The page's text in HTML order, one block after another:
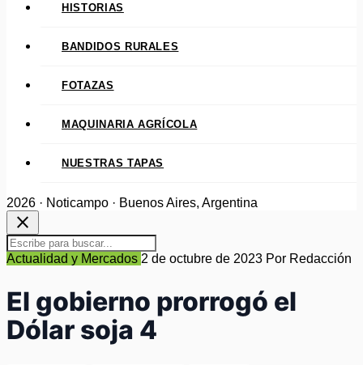
HISTORIAS
BANDIDOS RURALES
FOTAZAS
MAQUINARIA AGRÍCOLA
NUESTRAS TAPAS
2026 · Noticampo · Buenos Aires, Argentina
close
Actualidad y Mercados 2 de octubre de 2023 Por Redacción
El gobierno prorrogó el
Dólar soja 4